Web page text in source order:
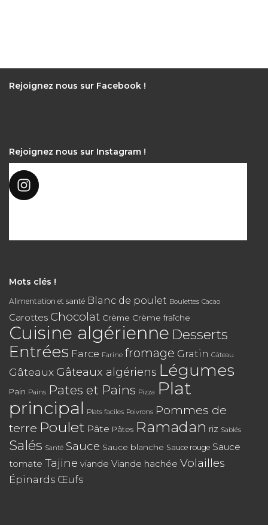
Rejoignez nous sur Facebook !
Rejoignez nous sur Instagram !
Mots clés !
Alimentation et santé Blanc de poulet Boulettes Cacao
Carottes Chocolat Crème Crème fraîche
Cuisine algérienne Desserts
Entrées Farce Farine fromage Gratin Gâteau
Gâteaux Gâteaux algériens Légumes
Pain Pains Pates et Pains Pizza
Plat
principal Plats faciles Poivrons Pommes de
terre Poulet Pâte Pâtes Ramadan riz Sablés
Salés Santé Sauce Sauce blanche Sauce rouge Sauce
tomate Tajine viande Viande hachée Volailles
Épinards Œufs